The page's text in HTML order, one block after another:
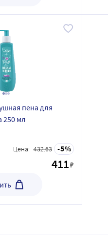
пена для
250 мл
Цена: 432.63 5
411₽